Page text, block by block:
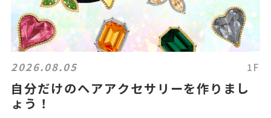
2026.08.05 1F
自分だけのヘアアクセサリーを作りまし
ょう！